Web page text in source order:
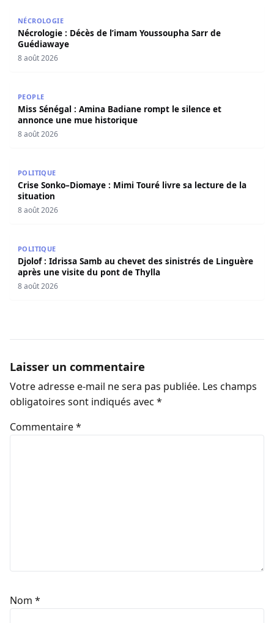
NÉCROLOGIE
Nécrologie : Décès de l’imam Youssoupha Sarr de
Guédiawaye
8 août 2026
PEOPLE
Miss Sénégal : Amina Badiane rompt le silence et
annonce une mue historique
8 août 2026
POLITIQUE
Crise Sonko–Diomaye : Mimi Touré livre sa lecture de la
situation
8 août 2026
POLITIQUE
Djolof : Idrissa Samb au chevet des sinistrés de Linguère
après une visite du pont de Thylla
8 août 2026
Laisser un commentaire
Votre adresse e-mail ne sera pas publiée. Les champs
obligatoires sont indiqués avec *
Commentaire*
Nom *